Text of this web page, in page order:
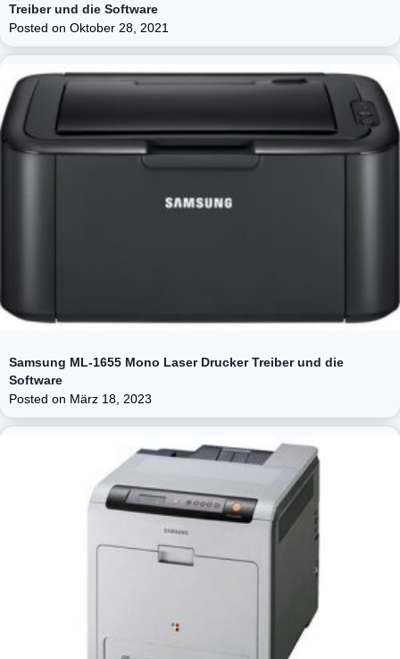
Treiber und die Software
Posted on Oktober 28, 2021
Samsung ML-1655 Mono Laser Drucker Treiber und die
Software
Posted on März 18, 2023